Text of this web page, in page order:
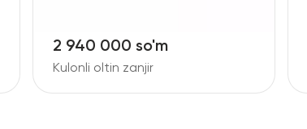
2 940 000 so'm
Kulonli oltin zanjir